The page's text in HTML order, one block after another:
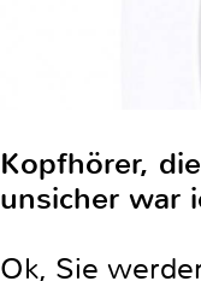
Kopfhörer,
unsicher war
Ok, Sie